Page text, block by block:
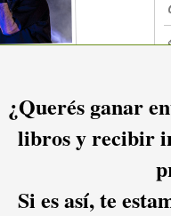
2014
¿Querés ganar
libros y recibir
Si es así, te